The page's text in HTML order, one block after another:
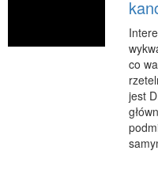
Materiały Reklamowe
Imprezy Integracyjne
Zajęcia Sportowe i
co
jest